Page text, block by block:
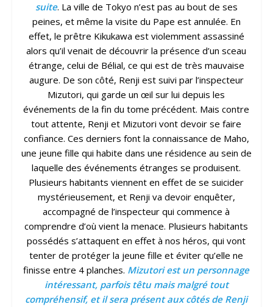
suite. La ville de Tokyo n’est pas au bout de ses
peines, et même la visite du Pape est annulée. En
effet, le prêtre Kikukawa est violemment assassiné
alors qu’il venait de découvrir la présence d’un sceau
étrange, celui de Bélial, ce qui est de très mauvaise
augure. De son côté, Renji est suivi par l’inspecteur
Mizutori, qui garde un œil sur lui depuis les
événements de la fin du tome précédent. Mais contre
tout attente, Renji et Mizutori vont devoir se faire
confiance. Ces derniers font la connaissance de Maho,
une jeune fille qui habite dans une résidence au sein de
laquelle des événements étranges se produisent.
Plusieurs habitants viennent en effet de se suicider
mystérieusement, et Renji va devoir enquêter,
accompagné de l’inspecteur qui commence à
comprendre d’où vient la menace. Plusieurs habitants
possédés s’attaquent en effet à nos héros, qui vont
tenter de protéger la jeune fille et éviter qu’elle ne
finisse entre 4 planches. Mizutori est un personnage
intéressant, parfois têtu mais malgré tout
compréhensif, et il sera présent aux côtés de Renji